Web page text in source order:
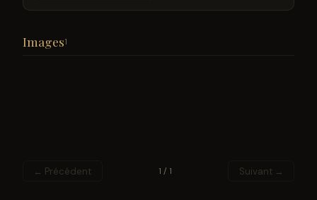
Images1
← Précédent 1 / 1 Suivant →